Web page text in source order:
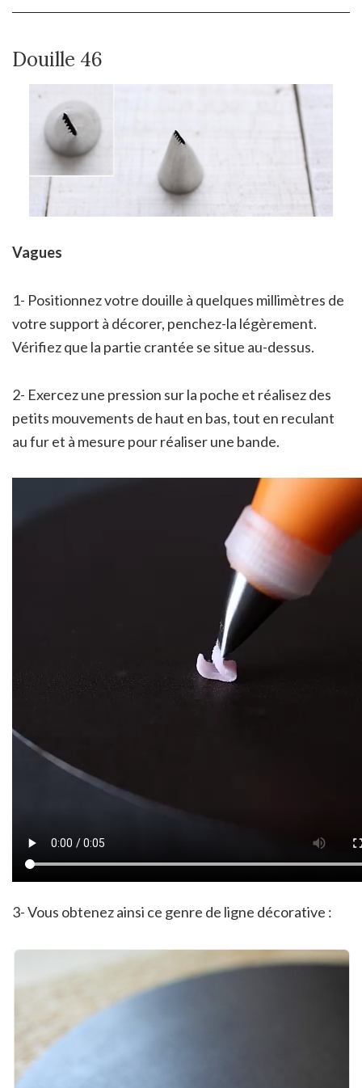
Douille 46
Vagues
1- Positionnez votre douille à quelques millimètres de
votre support à décorer, penchez-la légèrement.
Vérifiez que la partie crantée se situe au-dessus.
2- Exercez une pression sur la poche et réalisez des
petits mouvements de haut en bas, tout en reculant
au fur et à mesure pour réaliser une bande.
3- Vous obtenez ainsi ce genre de ligne décorative :